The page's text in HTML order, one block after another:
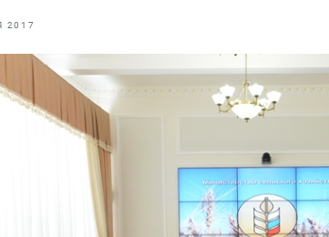
2017